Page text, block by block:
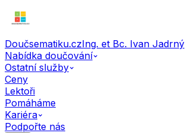
Doučsematiku.czIng. et Bc. Ivan Jadrný
Nabídka doučování
Ostatní služby
Ceny
Lektoři
Pomáháme
Kariéra
Podpořte nás